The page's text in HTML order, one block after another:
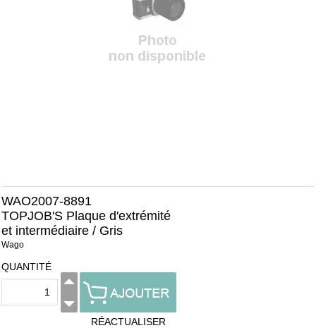
WAO2007-8891
TOPJOB'S Plaque d'extrémité
et intermédiaire / Gris
Wago
QUANTITÉ
RÉACTUALISER